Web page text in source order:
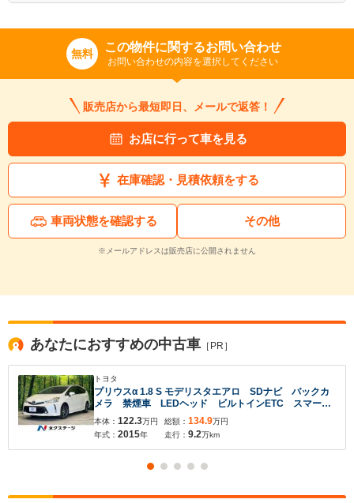
無料 この物件に関するお問い合わせ
お問い合わせの内容を選択してください
販売店から最短即日、メールで返答！
お店に行って車を見る
在庫確認・見積依頼をする
車両状態を確認する その他
※メールアドレスは販売店に公開されません
あなたにおすすめの中古車 ［PR］
トヨタ
プリウスα 1.8 S モデリスタエアロ SDナビ バックカ
メラ 禁煙車 LEDヘッド ビルトインETC スマート
キー オートライト オートエアコン Bluetooth
CD DVD再生 フルセグ LEDフォグ
本体： 122.3万円
年式： 2015年
総額： 134.9万円
走行： 9.2万km